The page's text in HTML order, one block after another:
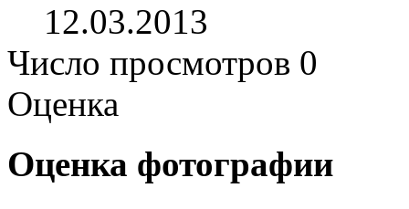
12.03.2013
Число просмотров 0
Оценка
Оценка фотографии